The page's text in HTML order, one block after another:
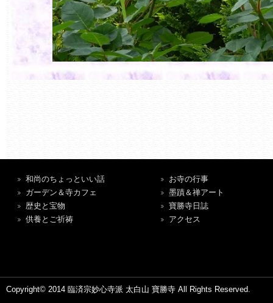
和尚のちょっといい話
ガーデン＆寺カフェ
歴史と宝物
供養とご祈祷
お寺の行事
墨蹟＆禅アート
寶勝寺日誌
アクセス
Copyright© 2014 臨済宗妙心寺派 太白山 寶勝寺 All Rights Reserved.